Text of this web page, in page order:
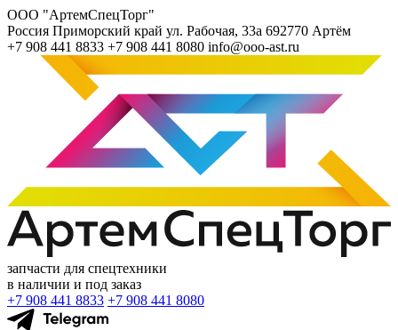
ООО "АртемСпецТорг"
Россия Приморский край ул. Рабочая, 33а 692770 Артём
+7 908 441 8833 +7 908 441 8080 info@ooo-ast.ru
запчасти для спецтехники
в наличии и под заказ
+7 908 441 8833 +7 908 441 8080